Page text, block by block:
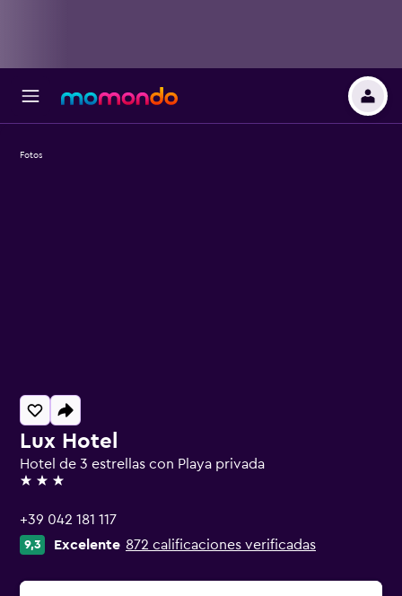
Lux Hotel
Hotel de 3 estrellas con Playa privada
3 estrellas
+39 042 181 117
9,3 Excelente 872 calificaciones verificadas
Fotos